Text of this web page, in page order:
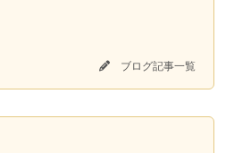
ブログ記事一覧